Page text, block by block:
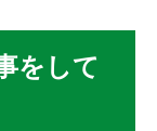
をして